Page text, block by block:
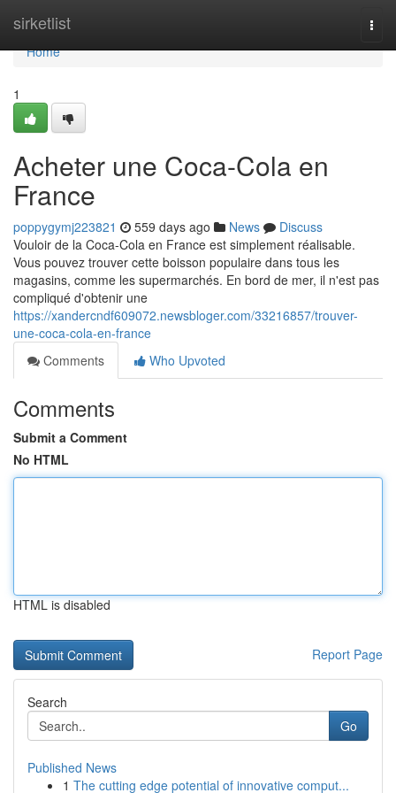
sirketlist
Home
Home
1
Acheter une Coca-Cola en
France
poppygymj223821 559 days ago News
Discuss
Vouloir de la Coca-Cola en France est simplement réalisable.
Vous pouvez trouver cette boisson populaire dans tous les
magasins, comme les supermarchés. En bord de mer, il n'est pas
compliqué d'obtenir une
https://xandercndf609072.newsbloger.com/33216857/trouver-
une-coca-cola-en-france
Comments
Who Upvoted
Comments
Submit a Comment
No HTML
HTML is disabled
Report Page
Search
Go
Published News
1 The cutting edge potential of innovative comput...